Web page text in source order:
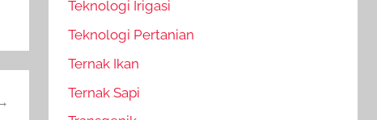
Teknologi Irigasi
Teknologi Pertanian
Ternak Ikan
Ternak Sapi